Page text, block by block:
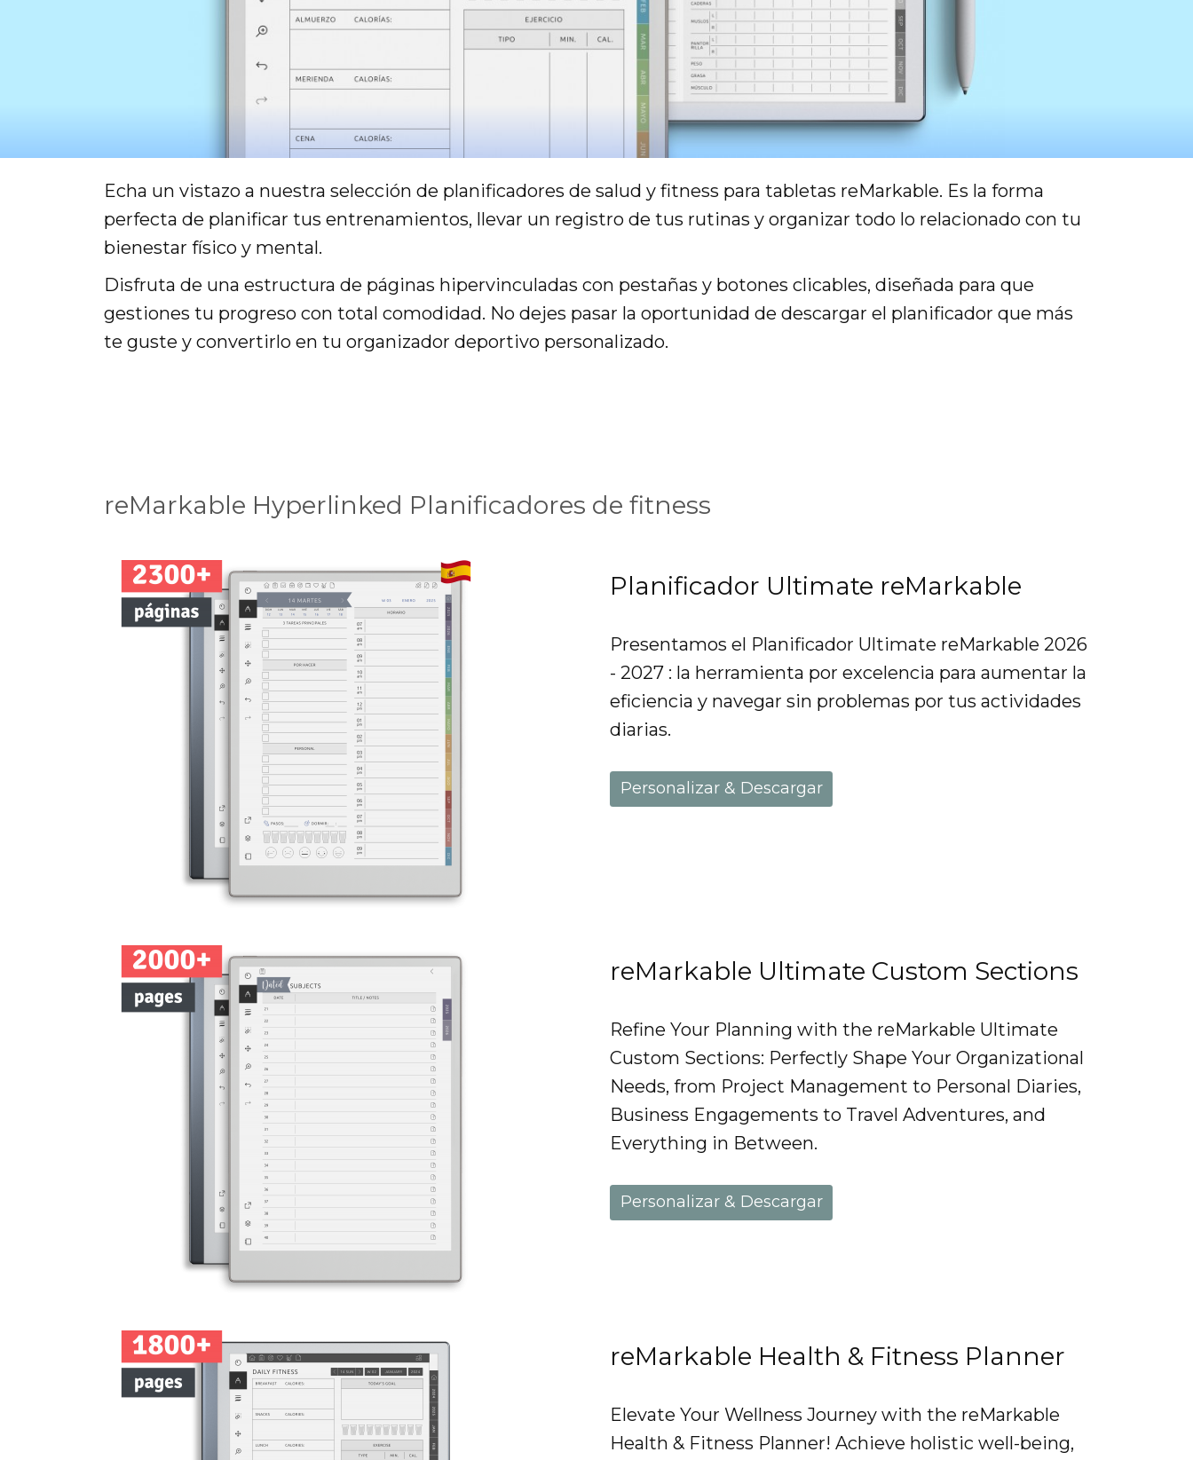
Echa un vistazo a nuestra selección de planificadores de salud y fitness para tabletas reMarkable. Es la forma
perfecta de planificar tus entrenamientos, llevar un registro de tus rutinas y organizar todo lo relacionado con tu
bienestar físico y mental.
Disfruta de una estructura de páginas hipervinculadas con pestañas y botones clicables, diseñada para que
gestiones tu progreso con total comodidad. No dejes pasar la oportunidad de descargar el planificador que más
te guste y convertirlo en tu organizador deportivo personalizado.
reMarkable Hyperlinked Planificadores de fitness
Planificador Ultimate reMarkable
Presentamos el Planificador Ultimate reMarkable 2026
- 2027 : la herramienta por excelencia para aumentar la
eficiencia y navegar sin problemas por tus actividades
diarias.
Personalizar & Descargar
reMarkable Ultimate Custom Sections
Refine Your Planning with the reMarkable Ultimate
Custom Sections: Perfectly Shape Your Organizational
Needs, from Project Management to Personal Diaries,
Business Engagements to Travel Adventures, and
Everything in Between.
Personalizar & Descargar
reMarkable Health & Fitness Planner
Elevate Your Wellness Journey with the reMarkable
Health & Fitness Planner! Achieve holistic well-being,